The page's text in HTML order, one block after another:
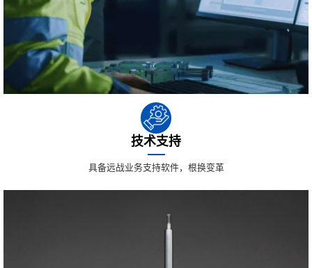
技术支持
具备远战业务支持软件，根换变革